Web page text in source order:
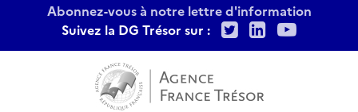
Abonnez-vous à notre lettre d'information
Suivez la DG Trésor sur :
TwitterLinkedIn